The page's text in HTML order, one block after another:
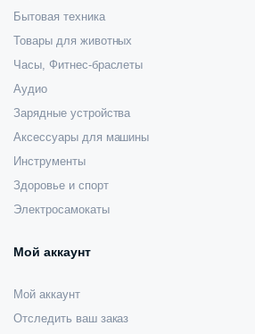
Бытовая техника
Товары для животных
Часы, Фитнес-браслеты
Аудио
Зарядные устройства
Аксессуары для машины
Инструменты
Здоровье и спорт
Электросамокаты
Мой аккаунт
Мой аккаунт
Отследить ваш заказ